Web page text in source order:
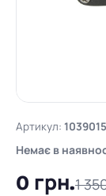
Артикул: 1039015
Немає в
0 грн.1